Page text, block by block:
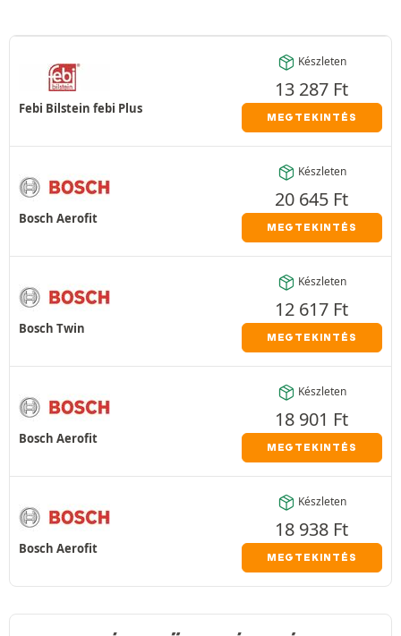
Febi Bilstein febi Plus
Készleten
13 287 Ft
MEGTEKINTÉS
Bosch Aerofit
Készleten
20 645 Ft
MEGTEKINTÉS
Bosch Twin
Készleten
12 617 Ft
MEGTEKINTÉS
Bosch Aerofit
Készleten
18 901 Ft
MEGTEKINTÉS
Bosch Aerofit
Készleten
18 938 Ft
MEGTEKINTÉS